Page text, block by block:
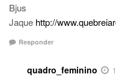
Bjus
Jaque http://
Responder
quadro_feminino